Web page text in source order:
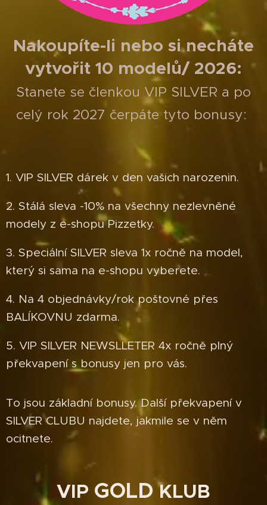
Nakoupíte-li nebo si necháte
vytvořit 10 modelů/ 2026:
Stanete se členkou VIP SILVER a po
celý rok 2027 čerpáte tyto bonusy:
1. VIP SILVER dárek v den vašich narozenin.
2. Stálá sleva -10% na všechny nezlevněné
modely z e-shopu Pizzetky.
3. Speciální SILVER sleva 1x ročně na model,
který si sama na e-shopu vyberete.
4. Na 4 objednávky/rok poštovné přes
BALÍKOVNU zdarma.
5. VIP SILVER NEWSLLETER 4x ročně plný
překvapení s bonusy jen pro vás.
To jsou základní bonusy. Další překvapení v
SILVER CLUBU najdete, jakmile se v něm
ocitnete.
VIP GOLD KLUB